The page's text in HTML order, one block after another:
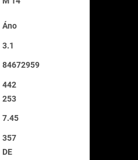
Áno
3.1
84672959
442
253
7.45
357
DE